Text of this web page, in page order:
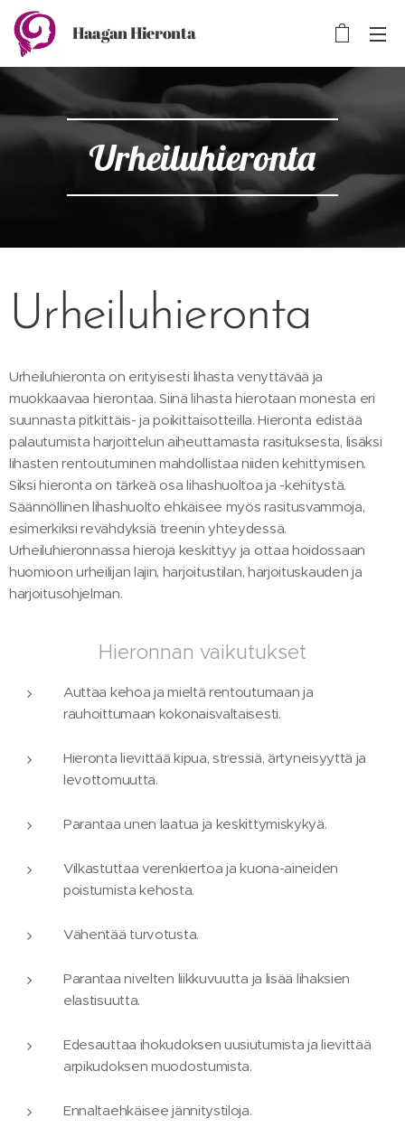
Haagan Hieronta
Urheiluhieronta
Urheiluhieronta
Urheiluhieronta on erityisesti lihasta venyttävää ja
muokkaavaa hierontaa. Siinä lihasta hierotaan monesta eri
suunnasta pitkittäis- ja poikittaisotteilla. Hieronta edistää
palautumista harjoittelun aiheuttamasta rasituksesta, lisäksi
lihasten rentoutuminen mahdollistaa niiden kehittymisen.
Siksi hieronta on tärkeä osa lihashuoltoa ja -kehitystä.
Säännöllinen lihashuolto ehkäisee myös rasitusvammoja,
esimerkiksi revähdyksiä treenin yhteydessä.
Urheiluhieronnassa hieroja keskittyy ja ottaa hoidossaan
huomioon urheilijan lajin, harjoitustilan, harjoituskauden ja
harjoitusohjelman.
Hieronnan vaikutukset
Auttaa kehoa ja mieltä rentoutumaan ja
rauhoittumaan kokonaisvaltaisesti.
Hieronta lievittää kipua, stressiä, ärtyneisyyttä ja
levottomuutta.
Parantaa unen laatua ja keskittymiskykyä.
Vilkastuttaa verenkiertoa ja kuona-aineiden
poistumista kehosta.
Vähentää turvotusta.
Parantaa nivelten liikkuvuutta ja lisää lihaksien
elastisuutta.
Edesauttaa ihokudoksen uusiutumista ja lievittää
arpikudoksen muodostumista.
Ennaltaehkäisee jännitystiloja.